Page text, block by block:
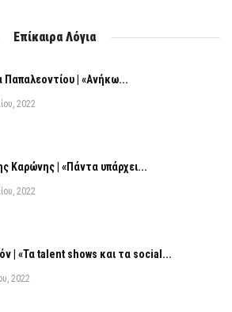
Επίκαιρα Λόγια
Παπαλεοντίου | «Ανήκω...
2022
Καρώνης | «Πάντα υπάρχει...
2022
| «Τα talent shows και τα social...
2022